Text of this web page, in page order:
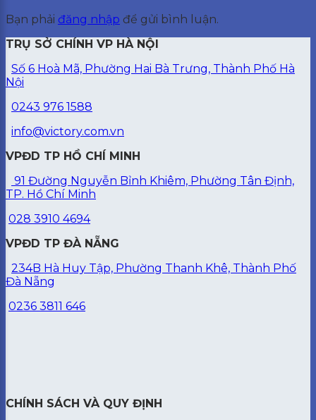
Bạn phải đăng nhập để gửi bình luận.
TRỤ SỞ CHÍNH VP HÀ NỘI
Số 6 Hoà Mã, Phường Hai Bà Trưng, Thành Phố Hà
Nội
0243 976 1588
info@victory.com.vn
VPĐD TP HỒ CHÍ MINH
91 Đường Nguyễn Bỉnh Khiêm, Phường Tân Định,
TP. Hồ Chí Minh
028 3910 4694
VPĐD TP ĐÀ NẴNG
234B Hà Huy Tập, Phường Thanh Khê, Thành Phố
Đà Nẵng
0236 3811 646
CHÍNH SÁCH VÀ QUY ĐỊNH